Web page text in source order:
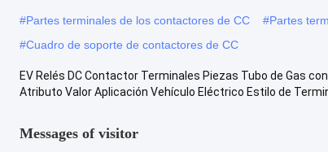
#Partes terminales de los contactores de CC #Partes
#Cuadro de soporte de contactores de CC
EV Relés DC Contactor Terminales Piezas Tubo de Gas
Atributo Valor Aplicación Vehículo Eléctrico Estilo de
Messages of visitor